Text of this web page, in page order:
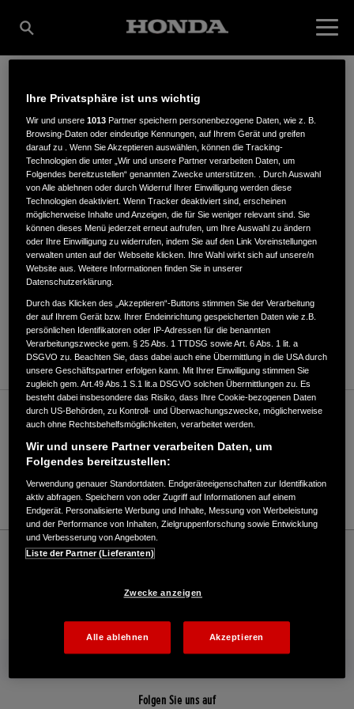
GERALD KRÖSSMANN E
.K.
Celler Straße 14a,29331,Lachendorf
ANFAHRTSBESCHREIBUNG ANFORDERN
WEBSITE
Verkauf / Kundendienst
05145/284290
E-Mail
Honda
Industrie
Gerald Krößmann e.K. - Industrie – Honda - Willkommen bei Honda
Mehr von Honda
Folgen Sie uns auf
Ihre Privatsphäre ist uns wichtig
Wir und unsere1013 Partner speichern personenbezogene Daten, wie z. B.
Browsing-Daten oder eindeutige Kennungen, auf Ihrem Gerät und greifen
darauf zu . Wenn Sie Akzeptieren auswählen, können die Tracking-
Technologien die unter „Wir und unsere Partner verarbeiten Daten, um
Folgendes bereitzustellen“ genannten Zwecke unterstützen. . Durch Auswahl
von Alle ablehnen oder durch Widerruf Ihrer Einwilligung werden diese
Technologien deaktiviert. Wenn Tracker deaktiviert sind, erscheinen
möglicherweise Inhalte und Anzeigen, die für Sie weniger relevant sind. Sie
können dieses Menü jederzeit erneut aufrufen, um Ihre Auswahl zu ändern
oder Ihre Einwilligung zu widerrufen, indem Sie auf den Link Voreinstellungen
verwalten unten auf der Webseite klicken. Ihre Wahl wirkt sich auf unsere/n
Website aus. Weitere Informationen finden Sie in unserer
Datenschutzerklärung.
Durch das Klicken des „Akzeptieren“-Buttons stimmen Sie der Verarbeitung
der auf Ihrem Gerät bzw. Ihrer Endeinrichtung gespeicherten Daten wie z.B.
persönlichen Identifikatoren oder IP-Adressen für die benannten
Verarbeitungszwecke gem. § 25 Abs. 1 TTDSG sowie Art. 6 Abs. 1 lit. a
DSGVO zu. Beachten Sie, dass dabei auch eine Übermittlung in die USA durch
unsere Geschäftspartner erfolgen kann. Mit Ihrer Einwilligung stimmen Sie
zugleich gem. Art.49 Abs.1 S.1 lit.a DSGVO solchen Übermittlungen zu. Es
besteht dabei insbesondere das Risiko, dass Ihre Cookie-bezogenen Daten
durch US-Behörden, zu Kontroll- und Überwachungszwecke, möglicherweise
auch ohne Rechtsbehelfsmöglichkeiten, verarbeitet werden.
Wir und unsere Partner verarbeiten Daten, um
Folgendes bereitzustellen:
Verwendung genauer Standortdaten. Endgeräteeigenschaften zur Identifikation
aktiv abfragen. Speichern von oder Zugriff auf Informationen auf einem
Endgerät. Personalisierte Werbung und Inhalte, Messung von Werbeleistung
und der Performance von Inhalten, Zielgruppenforschung sowie Entwicklung
und Verbesserung von Angeboten.
Liste der Partner (Lieferanten)
Zwecke anzeigen
Alle ablehnen Akzeptieren